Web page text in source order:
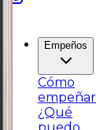
Empeños
Cómo
empeñar
¿Qué